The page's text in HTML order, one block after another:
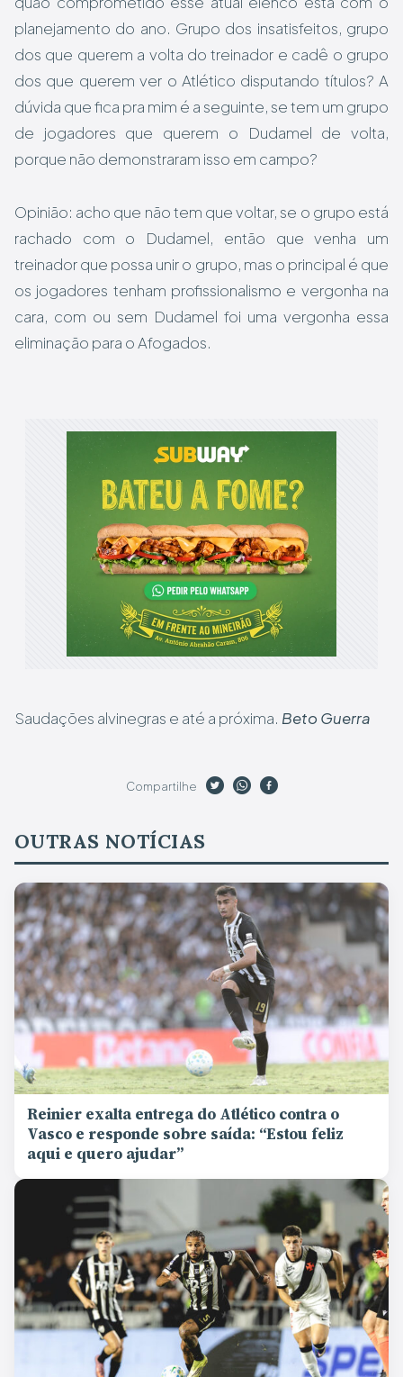
planejamento do ano. Grupo dos insatisfeitos, grupo
dos que querem a volta do treinador e cadê o grupo
dos que querem ver o Atlético disputando títulos? A
dúvida que fica pra mim é a seguinte, se tem um grupo
de jogadores que querem o Dudamel de volta,
porque não demonstraram isso em campo?
Opinião: acho que não tem que voltar, se o grupo está
rachado com o Dudamel, então que venha um
treinador que possa unir o grupo, mas o principal é que
os jogadores tenham profissionalismo e vergonha na
cara, com ou sem Dudamel foi uma vergonha essa
eliminação para o Afogados.
Saudações alvinegras e até a próxima. Beto Guerra
Compartilhe
OUTRAS NOTÍCIAS
Reinier exalta entrega do Atlético contra o
Vasco e responde sobre saída: “Estou feliz
aqui e quero ajudar”